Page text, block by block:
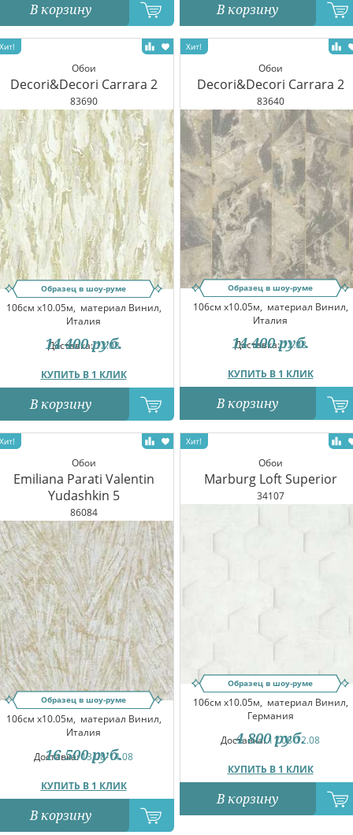
В корзину В корзину
Обои
Decori&Decori Carrara 2
83690
Образец в шоу-руме
106см x10.05м, материал Винил,
Италия
Доставка:12.08
КУПИТЬ В 1 КЛИК
14 400 руб.
В корзину
Обои
Decori&Decori Carrara 2
83640
Образец в шоу-руме
106см x10.05м, материал Винил,
Италия
Доставка:12.08
КУПИТЬ В 1 КЛИК
14 400 руб.
В корзину
Обои
Emiliana Parati Valentin
Yudashkin 5
86084
Образец в шоу-руме
106см x10.05м, материал Винил,
Италия
Доставка:13.08-14.08
КУПИТЬ В 1 КЛИК
16 500 руб.
В корзину
Обои
Marburg Loft Superior
34107
Образец в шоу-руме
106см x10.05м, материал Винил,
Германия
Доставка:11.08-12.08
КУПИТЬ В 1 КЛИК
4 800 руб.
В корзину